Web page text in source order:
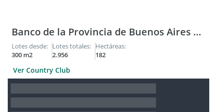
Banco de la Provincia de Buenos Aires Country Club
Lotes desde:
300 m2
Lotes totales:
2.956
Hectáreas:
182
Ver Country Club